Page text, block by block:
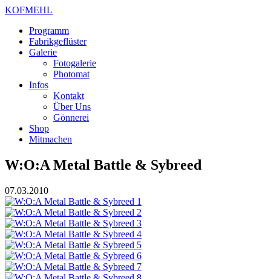
KOFMEHL
Programm
Fabrikgeflüster
Galerie
Fotogalerie
Photomat
Infos
Kontakt
Über Uns
Gönnerei
Shop
Mitmachen
W:O:A Metal Battle & Sybreed
07.03.2010